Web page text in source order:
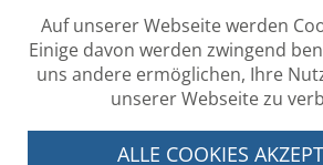
LOG-IN
Auf unserer Webseite werden
Einige davon werden zwingend
uns andere ermöglichen, Ihre
unserer Webseite zu
ALLE COOKIES